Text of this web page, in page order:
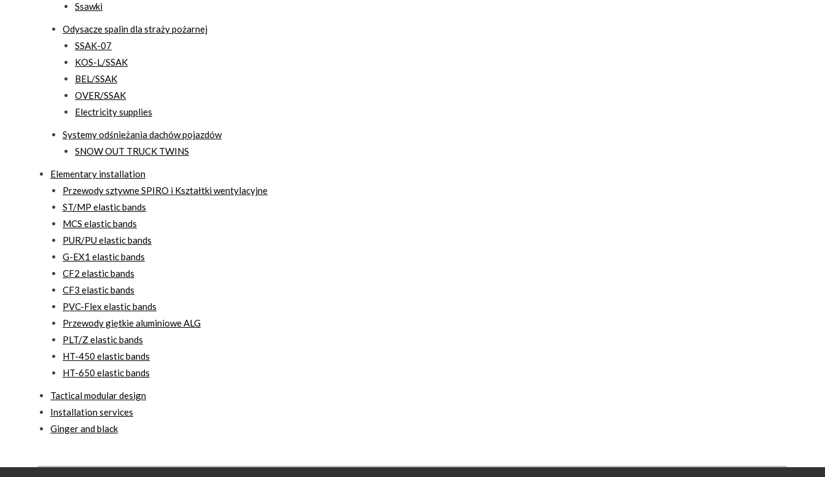
Ssawki
Odysacze spalin dla straży pożarnej
SSAK-07
KOS-L/SSAK
BEL/SSAK
OVER/SSAK
Electricity supplies
Systemy odśnieżania dachów pojazdów
SNOW OUT TRUCK TWINS
Elementary installation
Przewody sztywne SPIRO i Kształtki wentylacyjne
ST/MP elastic bands
MCS elastic bands
PUR/PU elastic bands
G-EX1 elastic bands
CF2 elastic bands
CF3 elastic bands
PVC-Flex elastic bands
Przewody giętkie aluminiowe ALG
PLT/Z elastic bands
HT-450 elastic bands
HT-650 elastic bands
Tactical modular design
Installation services
Ginger and black